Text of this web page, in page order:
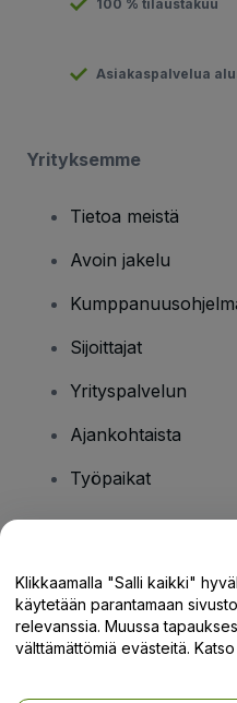
100 % tilaustakuu
Asiakaspalvelua
Yrityksemme
Tietoa meistä
Avoin jakelu
Sijoittajat
Yrityspalvelun
Ajankohtaista
Työpaikat
Tukikeskus / Ota
Klikkaamalla "Salli kaikki"
käytetään parantamaan
relevanssia. Muussa
välttämättömiä evästeitä.